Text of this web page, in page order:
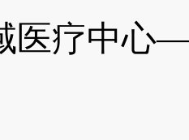
医疗中心